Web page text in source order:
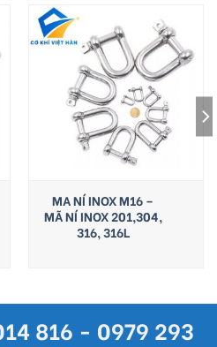
MA NÍ INOX M16 –
MÃ NÍ INOX 201,304,
316, 316L
816 - 0979 293